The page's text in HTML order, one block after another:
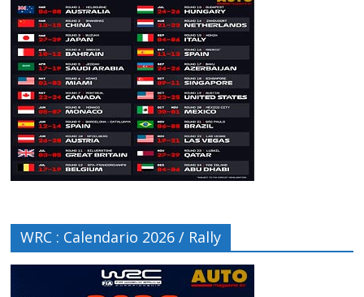
WRC : Calendario 2026 / Rally